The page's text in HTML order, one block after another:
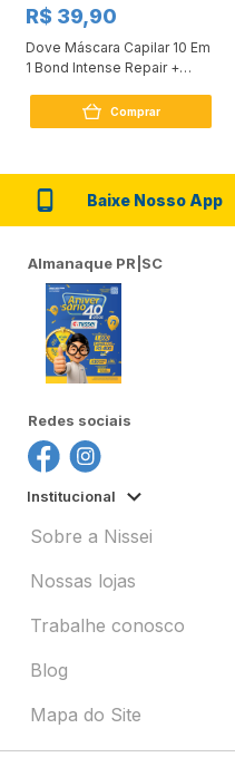
R$ 39,90
Dove Máscara Capilar 10 Em
1 Bond Intense Repair +
Comprar
Baixe Nosso App
Almanaque PR|SC
Redes sociais
Institucional
Sobre a Nissei
Nossas lojas
Trabalhe conosco
Blog
Mapa do Site